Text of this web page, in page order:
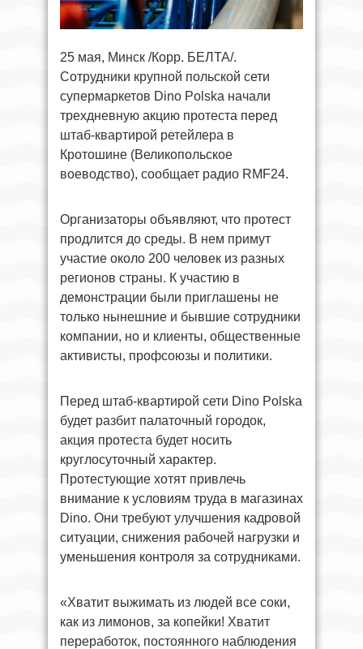
25 мая, Минск /Корр. БЕЛТА/.
Сотрудники крупной польской сети
супермаркетов Dino Polska начали
трехдневную акцию протеста перед
штаб-квартирой ретейлера в
Кротошине (Великопольское
воеводство), сообщает радио RMF24.
Организаторы объявляют, что протест
продлится до среды. В нем примут
участие около 200 человек из разных
регионов страны. К участию в
демонстрации были приглашены не
только нынешние и бывшие сотрудники
компании, но и клиенты, общественные
активисты, профсоюзы и политики.
Перед штаб-квартирой сети Dino Polska
будет разбит палаточный городок,
акция протеста будет носить
круглосуточный характер.
Протестующие хотят привлечь
внимание к условиям труда в магазинах
Dino. Они требуют улучшения кадровой
ситуации, снижения рабочей нагрузки и
уменьшения контроля за сотрудниками.
«Хватит выжимать из людей все соки,
как из лимонов, за копейки! Хватит
переработок, постоянного наблюдения